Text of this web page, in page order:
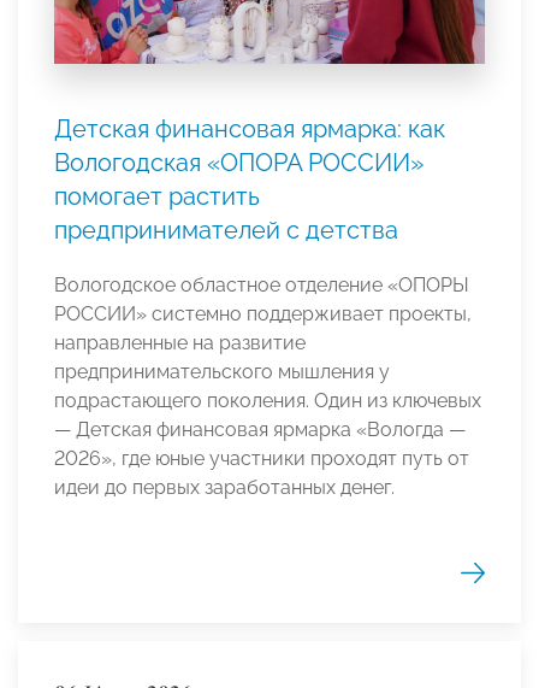
Детская финансовая ярмарка: как
Вологодская «ОПОРА РОССИИ»
помогает растить
предпринимателей с детства
Вологодское областное отделение «ОПОРЫ
РОССИИ» системно поддерживает проекты,
направленные на развитие
предпринимательского мышления у
подрастающего поколения. Один из ключевых
— Детская финансовая ярмарка «Вологда —
2026», где юные участники проходят путь от
идеи до первых заработанных денег.